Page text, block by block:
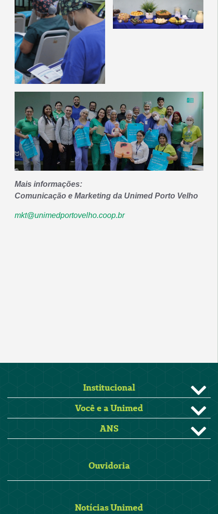
Mais informações:
Comunicação e Marketing da Unimed Porto Velho
mkt@unimedportovelho.coop.br
Institucional
Você e a Unimed
ANS
Ouvidoria
Notícias Unimed